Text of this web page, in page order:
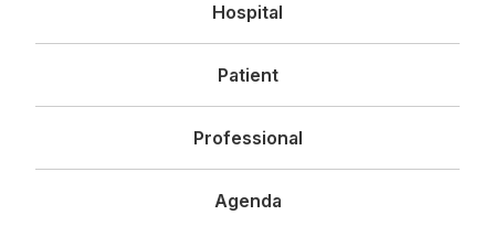
principal
Hospital
Patient
Professional
Agenda